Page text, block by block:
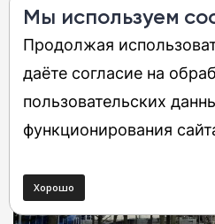
Мы используем
Продолжая
даёте согласие на
пользовательских
функционирования